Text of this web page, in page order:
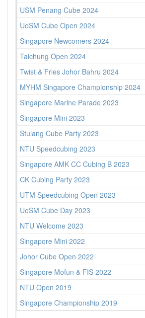
USM Penang Cube 2024
UoSM Cube Open 2024
Singapore Newcomers 2024
Taichung Open 2024
Twist & Fries Johor Bahru 2024
MYHM Singapore Championship 2024
Singapore Marine Parade 2023
Singapore Mini 2023
Stulang Cube Party 2023
NTU Speedcubing 2023
Singapore AMK CC Cubing B 2023
CK Cubing Party 2023
UTM Speedcubing Open 2023
UoSM Cube Day 2023
NTU Welcome 2023
Singapore Mini 2022
Johor Cube Open 2022
Singapore Mofun & FIS 2022
NTU Open 2019
Singapore Championship 2019